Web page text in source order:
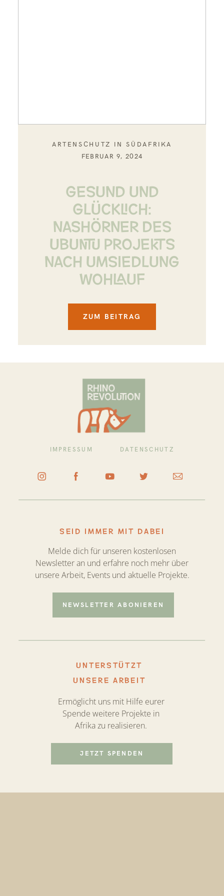
ARTENSCHUTZ IN SÜDAFRIKA
FEBRUAR 9, 2024
GESUND UND
GLÜCKLICH:
NASHÖRNER DES
UBUNTU PROJEKTS
NACH UMSIEDLUNG
WOHLAUF
ZUM BEITRAG
UNTERSTÜTZT
UNSERE ARBEIT
SEID IMMER MIT DABEI
Ermöglicht uns mit Hilfe eurer
Spende weitere Projekte in
Afrika zu realisieren.
Melde dich für unseren kostenlosen
Newsletter an und erfahre noch mehr über
unsere Arbeit, Events und aktuelle Projekte.
IMPRESSUM DATENSCHUTZ
NEWSLETTER ABONIEREN
JETZT SPENDEN